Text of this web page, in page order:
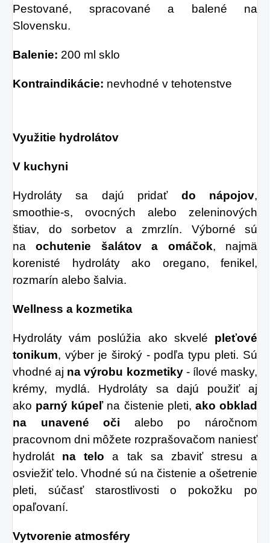
Pestované, spracované a balené na
Slovensku.
Balenie: 200 ml sklo
Kontraindikácie: nevhodné v tehotenstve
Využitie hydrolátov
V kuchyni
Hydroláty sa dajú pridať do nápojov,
smoothie-s, ovocných alebo zeleninových
štiav, do sorbetov a zmrzlín. Výborné sú
naochutenie šalátov a omáčok, najmä
korenisté hydroláty ako oregano, fenikel,
rozmarín alebo šalvia.
Wellness a kozmetika
Hydroláty vám poslúžia ako skvelé pleťové
tonikum, výber je široký - podľa typu pleti. Sú
vhodné aj na výrobu kozmetiky - ílové masky,
krémy, mydlá. Hydroláty sa dajú použiť aj
ako parný kúpeľna čistenie pleti, ako obklad
na unavené oči alebo po náročnom
pracovnom dni môžete rozprašovačom naniesť
hydrolát na teloa tak sa zbaviť stresu a
osviežiť telo. Vhodné sú na čistenie a ošetrenie
pleti, súčasť starostlivosti o pokožku po
opaľovaní.
Vytvorenie atmosféry